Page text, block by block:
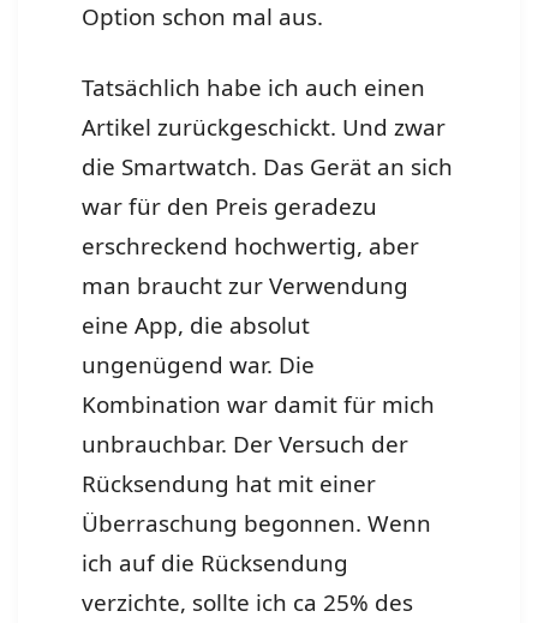
Option schon mal aus.
Tatsächlich habe ich auch einen
Artikel zurückgeschickt. Und zwar
die Smartwatch. Das Gerät an sich
war für den Preis geradezu
erschreckend hochwertig, aber
man braucht zur Verwendung
eine App, die absolut
ungenügend war. Die
Kombination war damit für mich
unbrauchbar. Der Versuch der
Rücksendung hat mit einer
Überraschung begonnen. Wenn
ich auf die Rücksendung
verzichte, sollte ich ca 25% des